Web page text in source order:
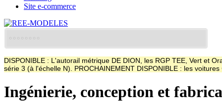
Site e-commerce
DISPONIBLE : L'autorail métrique DE DION, les RGP TEE, Vert et
série 3 (à l'échelle N). PROCHAINEMENT DISPONIBLE : les
Ingénierie, conception et